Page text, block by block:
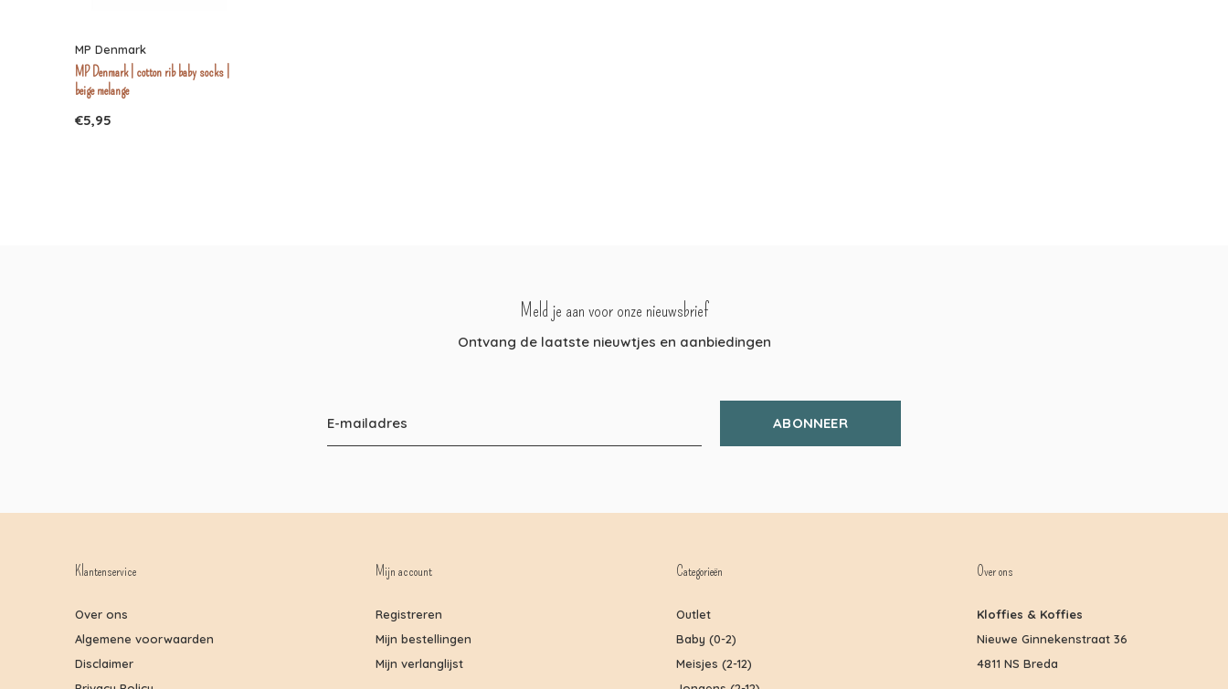
MP Denmark
MP Denmark | cotton rib baby socks |
beige melange
€5,95
Meld je aan voor onze nieuwsbrief
Ontvang de laatste nieuwtjes en aanbiedingen
ABONNEER
Klantenservice
Over ons
Algemene voorwaarden
Disclaimer
Mijn account
Registreren
Mijn bestellingen
Mijn verlanglijst
Categorieën
Outlet
Baby (0-2)
Meisjes (2-12)
Over ons
Kloffies & Koffies
Nieuwe Ginnekenstraat 36
4811 NS Breda